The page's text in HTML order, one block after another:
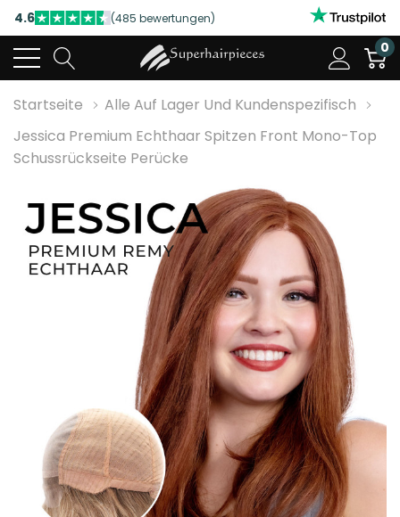
4.6 (485 bewertungen)
NUTZEN SIE UNSERE WILLKOMMENSRABATTE
4.6
(485 bewertungen)
0
Startseite
Alle Auf Lager Und Kundenspezifisch
Jessica Premium Echthaar Spitzen Front Mono-Top
Schussrückseite Perücke